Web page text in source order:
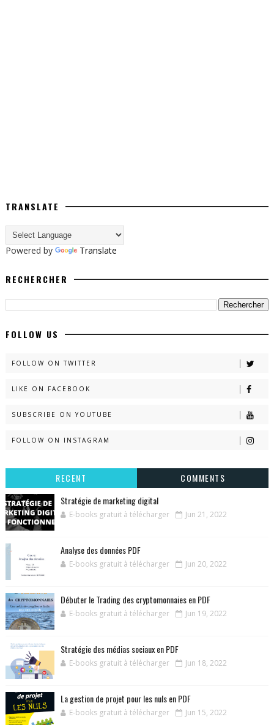
TRANSLATE
Powered by Translate
RECHERCHER
FOLLOW US
FOLLOW ON TWITTER
LIKE ON FACEBOOK
SUBSCRIBE ON YOUTUBE
FOLLOW ON INSTAGRAM
RECENT
COMMENTS
Stratégie de marketing digital
E-books gratuit à télécharger Jun 21, 2022
Analyse des données PDF
E-books gratuit à télécharger Jun 20, 2022
Débuter le Trading des cryptomonnaies en PDF
E-books gratuit à télécharger Jun 19, 2022
Stratégie des médias sociaux en PDF
E-books gratuit à télécharger Jun 18, 2022
La gestion de projet pour les nuls en PDF
E-books gratuit à télécharger Jun 15, 2022